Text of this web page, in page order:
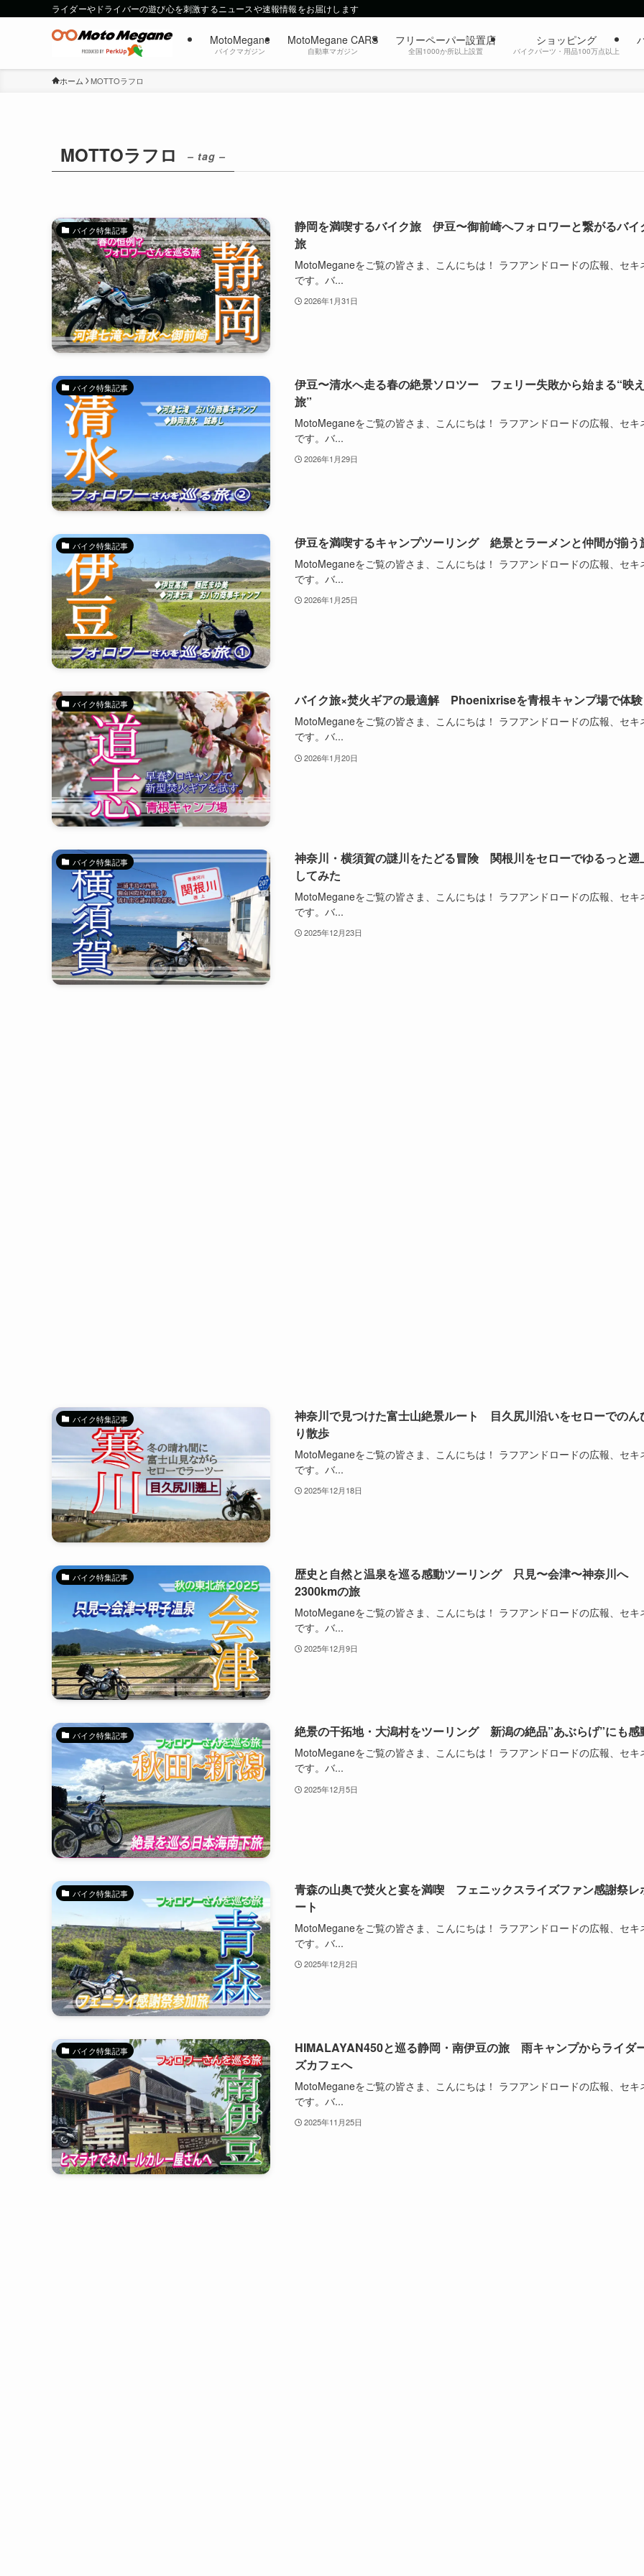
ライダーやドライバーの遊び心を刺激するニュースや速報情報をお届けします
MotoMegane
バイクマガジン
MotoMegane CARS
自動車マガジン
フリーペーパー設置店
全国1000か所以上設置
ショッピング
バイクパーツ・用品100万点以上
ホーム MOTTOラフロ
MOTTOラフロ – tag –
バイク特集記事
静岡を満喫するバイク旅 伊豆〜御前崎へフォロワーと繋がるバイ
旅
MotoMeganeをご覧の皆さま、こんにちは！ ラフアンドロードの広報、セキ
です。バ...
2026年1月31日
バイク特集記事
伊豆〜清水へ走る春の絶景ソロツー フェリー失敗から始まる“映
旅”
MotoMeganeをご覧の皆さま、こんにちは！ ラフアンドロードの広報、セキ
です。バ...
2026年1月29日
バイク特集記事 伊豆を満喫するキャンプツーリング 絶景とラーメンと仲間が揃う
MotoMeganeをご覧の皆さま、こんにちは！ ラフアンドロードの広報、セキ
です。バ...
2026年1月25日
バイク特集記事 バイク旅×焚火ギアの最適解 Phoenixriseを青根キャンプ場で体験
MotoMeganeをご覧の皆さま、こんにちは！ ラフアンドロードの広報、セキ
です。バ...
2026年1月20日
バイク特集記事
神奈川・横須賀の謎川をたどる冒険 関根川をセローでゆるっと遡
してみた
MotoMeganeをご覧の皆さま、こんにちは！ ラフアンドロードの広報、セキ
です。バ...
2025年12月23日
バイク特集記事
神奈川で見つけた富士山絶景ルート 目久尻川沿いをセローでのん
り散歩
MotoMeganeをご覧の皆さま、こんにちは！ ラフアンドロードの広報、セキ
です。バ...
2025年12月18日
バイク特集記事
歴史と自然と温泉を巡る感動ツーリング 只見〜会津〜神奈川へ
2300kmの旅
MotoMeganeをご覧の皆さま、こんにちは！ ラフアンドロードの広報、セキ
です。バ...
2025年12月9日
バイク特集記事 絶景の干拓地・大潟村をツーリング 新潟の絶品”あぶらげ”にも感
MotoMeganeをご覧の皆さま、こんにちは！ ラフアンドロードの広報、セキ
です。バ...
2025年12月5日
バイク特集記事
青森の山奥で焚火と宴を満喫 フェニックスライズファン感謝祭レ
ート
MotoMeganeをご覧の皆さま、こんにちは！ ラフアンドロードの広報、セキ
です。バ...
2025年12月2日
バイク特集記事
HIMALAYAN450と巡る静岡・南伊豆の旅 雨キャンプからライダ
ズカフェへ
MotoMeganeをご覧の皆さま、こんにちは！ ラフアンドロードの広報、セキ
です。バ...
2025年11月25日